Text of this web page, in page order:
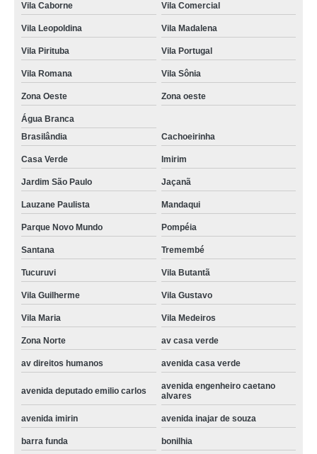
contato de assistencia tecnica refrigerador com problema avenida imirin
reparo de refrigerador assistencia tecnica Bairro do Limão
contato de assistencia tecnica refrigerador Jardim São Paulo
assistencia tecnica refrigerador não liga Trianon Masp
refrigerador assistencia tecnica Zona Oeste
assistencia tecnica refrigerador não liga Parque Residencial da Lapa
assistencia tecnica refrigerador com defeito valores Vila Guilherme
assistencia tecnica electrolux refrigerador Higienópolis
telefone de assistencia tecnica refrigerador electrolux Vila Pompeia
assistencia tecnica de refrigerador Raposo Tavares
reparo de refrigerador assistencia tecnica vila santista
assistencia tecnica refrigerador orçamento Consolação
telefone de assistencia tecnica refrigerador com defeito Jardim Primavera
assistencia tecnica de refrigerador valores Bexiga
assistencia tecnica refrigerador não liga valores bonilhia
reparo de refrigerador electrolux assistencia tecnica Lapa
Vila Caborne Vila Comercial
Vila Leopoldina Vila Madalena
Vila Pirituba Vila Portugal
Vila Romana Vila Sônia
Zona Oeste Zona oeste
Água Branca
Brasilândia
Cachoeirinha
Casa Verde Imirim
Jardim São Paulo Jaçanã
Lauzane Paulista Mandaqui
Parque Novo Mundo Pompéia
Santana Tremembé
Tucuruvi Vila Butantã
Vila Guilherme Vila Gustavo
Vila Maria Vila Medeiros
Zona Norte av casa verde
av direitos humanos avenida casa verde
avenida deputado emilio carlos
avenida engenheiro caetano
alvares
avenida imirin avenida inajar de souza
barra funda bonilhia